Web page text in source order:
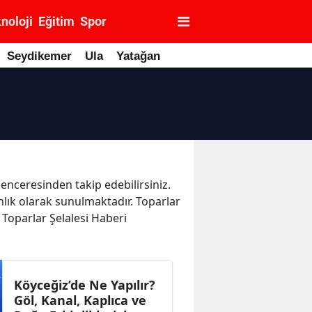
Eğitim Spor
Seydikemer Ula Yatağan
takip edebilirsiniz.
olarak sunulmaktadır. Toparlar
Şelalesi Haberi
Köyceğiz’de Ne Yapılır?
Göl, Kanal, Kaplıca ve